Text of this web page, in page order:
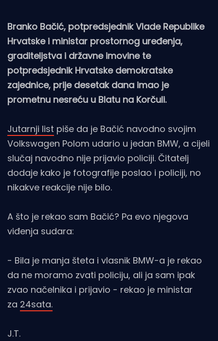
Branko Bačić, potpredsjednik Vlade Republike
Hrvatske i ministar prostornog uređenja,
graditeljstva i državne imovine te
potpredsjednik Hrvatske demokratske
zajednice, prije desetak dana imao je
prometnu nesreću u Blatu na Korčuli.
Jutarnji list piše da je Bačić navodno svojim
Volkswagen Polom udario u jedan BMW, a cijeli
slučaj navodno nije prijavio policiji. Čitatelj
dodaje kako je fotografije poslao i policiji, no
nikakve reakcije nije bilo.
A što je rekao sam Bačić? Pa evo njegova
viđenja sudara:
- Bila je manja šteta i vlasnik BMW-a je rekao
da ne moramo zvati policiju, ali ja sam ipak
zvao načelnika i prijavio - rekao je ministar
za 24sata.
J.T.